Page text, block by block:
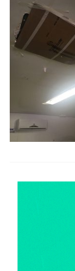
Carta
Eleições
Agenda